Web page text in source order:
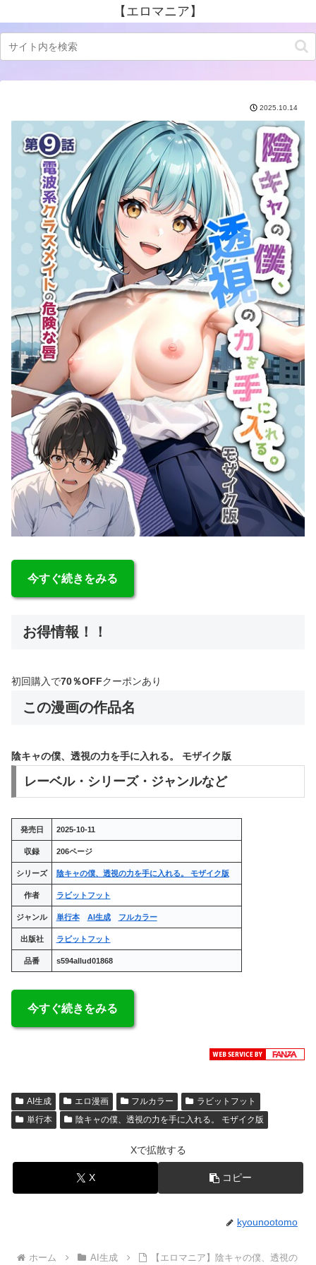
【エロマニア】
2025.10.14
今すぐ続きをみる
お得情報！！
初回購入で70％OFFクーポンあり
この漫画の作品名
陰キャの僕、透視の力を手に入れる。 モザイク版
レーベル・シリーズ・ジャンルなど
発売日 2025-10-11
収録 206ページ
シリーズ 陰キャの僕、透視の力を手に入れる。 モザイク版
作者 ラビットフット
ジャンル 単行本 AI生成 フルカラー
出版社 ラビットフット
品番 s594allud01868
今すぐ続きをみる
AI生成 エロ漫画 フルカラー
ラビットフット
単行本
陰キャの僕、透視の力を手に入れる。 モザイク版
Xで拡散する
X コピー
kyounootomo
ホーム AI生成 【エロマニア】陰キャの僕、透視の